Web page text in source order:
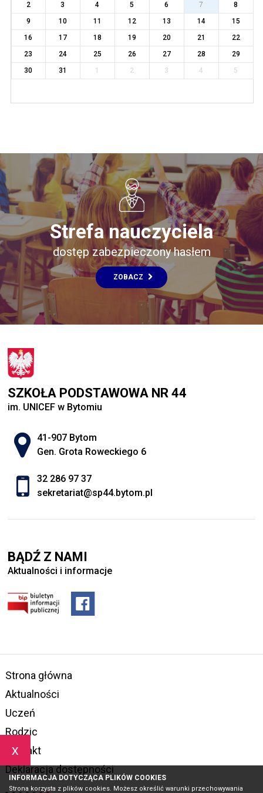
x
INFORMACJA DOTYCZĄCA PLIKÓW COOKIES
Strona korzysta z plików cookies. Możesz określić warunki przechowywania
2
3 4 5 6 7
8
9
10 11 12 13 14
15
16
17 18 19 20 21
22
23
24 25 26 27 28
29
30
31 1 2 3 4 5
Strefa nauczyciela
dostęp zabezpieczony hasłem
ZOBACZ
SZKOŁA PODSTAWOWA NR 44
im. UNICEF w Bytomiu
Adres pocztowy:
41-907 Bytom
Gen. Grota Roweckiego 6
32 286 97 37
sekretariat@sp44.bytom.pl
BĄDŹ Z NAMI
Aktualności i informacje
Strona główna
Aktualności
Uczeń
Rodzic
Kontakt
Deklaracja dostępności